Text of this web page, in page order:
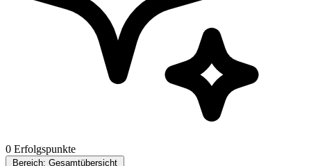
0 Erfolgspunkte
Bereich: Gesamtübersicht